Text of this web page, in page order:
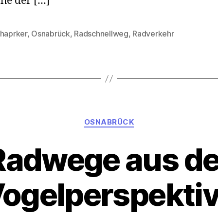
, Osnabrück, Radschnellweg, Radverkehr
Kategorien
OSNABRÜCK
aus